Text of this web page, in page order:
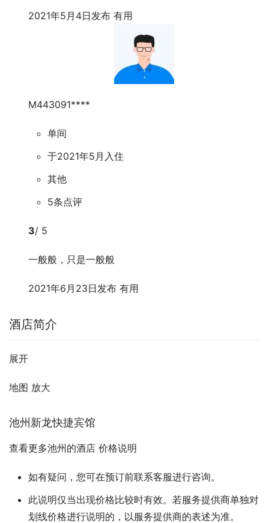
2021年5月4日发布 有用
M443091****
单间
于2021年5月入住
其他
5条点评
3/ 5
一般般，只是一般般
2021年6月23日发布 有用
酒店简介
展开
地图 放大
池州新龙快捷宾馆
查看更多池州的酒店 价格说明
如有疑问，您可在预订前联系客服进行咨询。
此说明仅当出现价格比较时有效。若服务提供商单独对
划线价格进行说明的，以服务提供商的表述为准。